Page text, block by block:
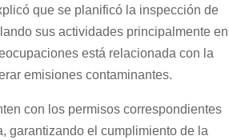
que se planificó la inspección de
sus actividades principalmente en
está relacionada con la
emisiones contaminantes.
con los permisos correspondientes
garantizando el cumplimiento de la